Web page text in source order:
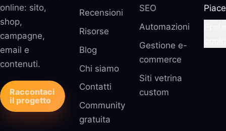
online: sito,
shop,
campagne,
email e
contenuti.
Raccontaci
il progetto
Recensioni
Risorse
Blog
Chi siamo
Contatti
Community
gratuita
SEO
Automazioni
Gestione e-
commerce
Siti vetrina
custom